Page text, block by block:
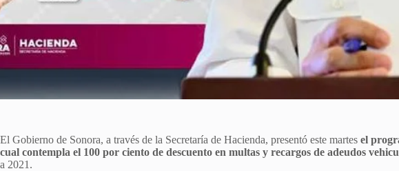
El Gobierno de Sonora, a través de la Secretaría de Hacienda, presentó este martes el
cual contempla el 100 por ciento de descuento en multas y recargos de adeudos
a 2021.